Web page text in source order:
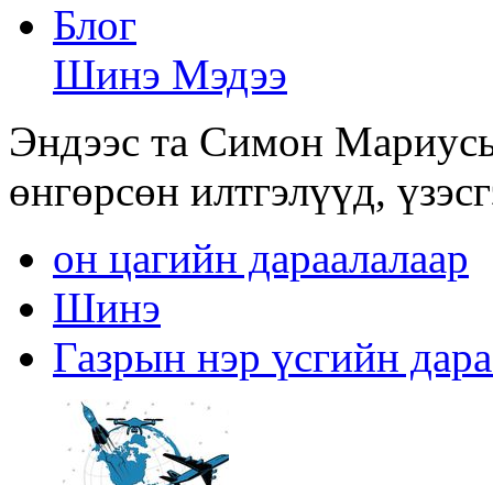
Блог
Шинэ Мэдээ
Эндээс та Симон
өнгөрсөн илтгэлүүд,
oн цагийн дараалалаар
Шинэ
Газрын нэр үсгийн